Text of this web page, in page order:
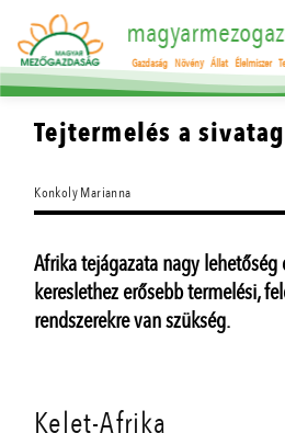
Gazdaság Növény Állat Élelmiszer
Tejtermelés a
Konkoly Marianna
Afrika tejágazata nagy
kereslethez erősebb termelési,
rendszerekre van szükség.
Kelet-Afrika